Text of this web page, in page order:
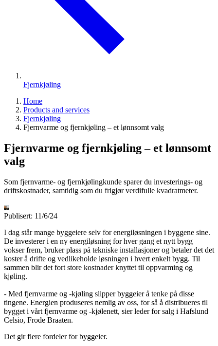
Fjernkjøling
Home
Products and services
Fjernkjøling
Fjernvarme og fjernkjøling – et lønnsomt valg
Fjernvarme og fjernkjøling – et lønnsomt
valg
Som fjernvarme- og fjernkjølingkunde sparer du investerings- og
driftskostnader, samtidig som du frigjør verdifulle kvadratmeter.
Publisert: 11/6/24
I dag står mange byggeiere selv for energiløsningen i byggene sine.
De investerer i en ny energiløsning for hver gang et nytt bygg
vokser frem, bruker plass på tekniske installasjoner og betaler det det
koster å drifte og vedlikeholde løsningen i hvert enkelt bygg. Til
sammen blir det fort store kostnader knyttet til oppvarming og
kjøling.
- Med fjernvarme og -kjøling slipper byggeier å tenke på disse
tingene. Energien produseres nemlig av oss, for så å distribueres til
bygget i vårt fjernvarme og -kjølenett, sier leder for salg i Hafslund
Celsio, Frode Braaten.
Det gir flere fordeler for byggeier.